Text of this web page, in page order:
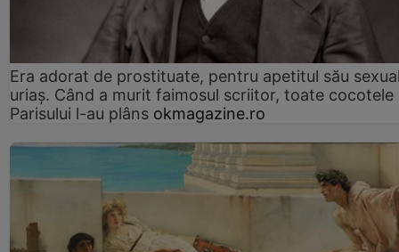
Era adorat de prostituate, pentru apetitul său
uriaș. Când a murit faimosul scriitor, toate cocotele
Parisului l-au plâns okmagazine.ro